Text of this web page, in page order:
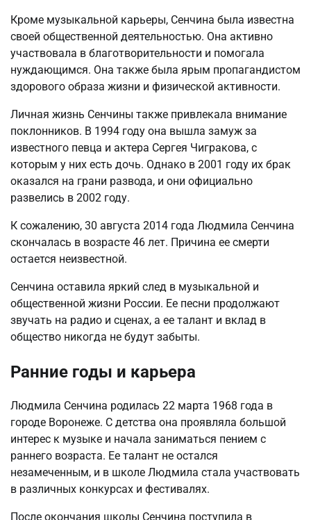
Кроме музыкальной карьеры, Сенчина была известна
своей общественной деятельностью. Она активно
участвовала в благотворительности и помогала
нуждающимся. Она также была ярым пропагандистом
здорового образа жизни и физической активности.
Личная жизнь Сенчины также привлекала внимание
поклонников. В 1994 году она вышла замуж за
известного певца и актера Сергея Чигракова, с
которым у них есть дочь. Однако в 2001 году их брак
оказался на грани развода, и они официально
развелись в 2002 году.
К сожалению, 30 августа 2014 года Людмила Сенчина
скончалась в возрасте 46 лет. Причина ее смерти
остается неизвестной.
Сенчина оставила яркий след в музыкальной и
общественной жизни России. Ее песни продолжают
звучать на радио и сценах, а ее талант и вклад в
общество никогда не будут забыты.
Ранние годы и карьера
Людмила Сенчина родилась 22 марта 1968 года в
городе Воронеже. С детства она проявляла большой
интерес к музыке и начала заниматься пением с
раннего возраста. Ее талант не остался
незамеченным, и в школе Людмила стала участвовать
в различных конкурсах и фестивалях.
После окончания школы Сенчина поступила в